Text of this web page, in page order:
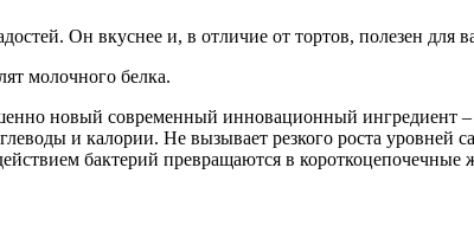
Он вкуснее и, в отличие от тортов, полезен для
молочного белка.
новый современный инновационный ингредиент
и калории. Не вызывает резкого роста
бактерий превращаются в